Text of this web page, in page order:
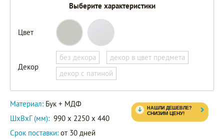
Выберите характеристики
Цвет
Декор
без декора
декор в цвет предмета
декор с патиной
Материал: Бук + МДФ
ШxВxГ (мм): 990 x 2250 x 440
Срок поставки: от 30 дней